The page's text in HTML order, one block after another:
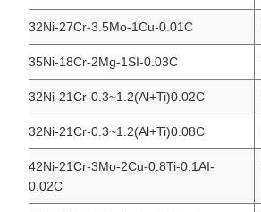
32Ni-27Cr-3.5Mo-1Cu-0.01C
35Ni-18Cr-2Mg-1SI-0.03C
32Ni-21Cr-0.3~1.2(Al+Ti)0.02C
32Ni-21Cr-0.3~1.2(Al+Ti)0.08C
42Ni-21Cr-3Mo-2Cu-0.8Ti-0.1AI-
0.02C